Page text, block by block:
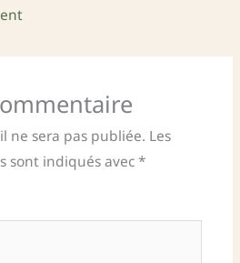
ne sera pas publiée. Les
sont indiqués avec*